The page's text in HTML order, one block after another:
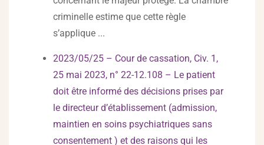
criminelle estime que cette règle
s’applique ...
2023/05/25 – Cour de cassation, Civ. 1,
25 mai 2023, n° 22-12.108 – Le patient
doit être informé des décisions prises par
le directeur d’établissement (admission,
maintien en soins psychiatriques sans
consentement ) et des raisons qui les